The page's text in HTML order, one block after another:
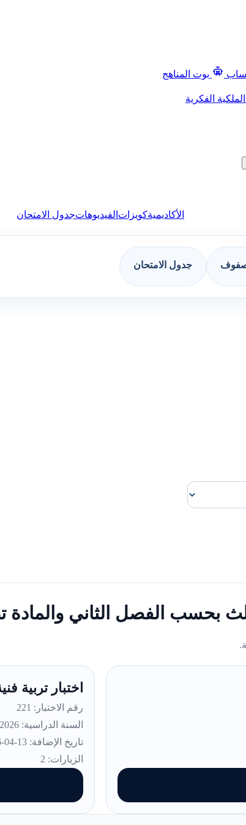
بوت المناهج
الفكرية
الأكاديميةكويزات الفيديوهاتجدول الامتحان
جدول الامتحان
بحسب الفصل الثاني والمادة
اختبار تربية
رقم الاختبار: 221
السنة الدراسية: 2025/2026
تاريخ الإضافة: 13-04-2026
الزيارات: 2